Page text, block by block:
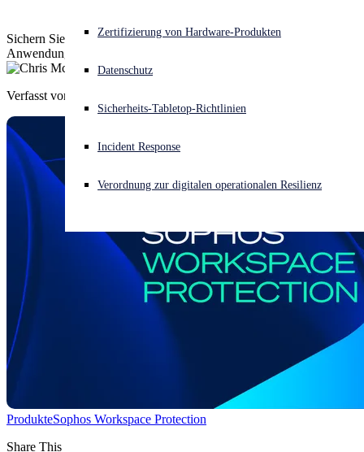
Akuter Cyberangriff? Fordern Sie Sofort-Hilfe an
Anmelden
Open search
Open language switcher
Zertifizierung von Hardware-Produkten
Datenschutz
Sicherheits-Tabletop-Richtlinien
Incident Response
Verordnung zur digitalen operationalen Resilienz
Sichern Sie unkompliziert den Zugriff auf private und SaaS-
Anwendungen für externe Dienstleister und Gäste.
Verfasst von
ProdukteSophos Workspace Protection
Share This